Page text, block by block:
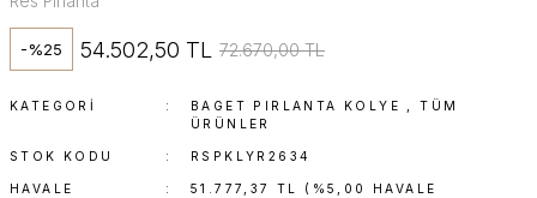
-%25 54.502,50 TL 72.670,00 TL
KATEGORI BAGET PIRLANTA KOLYE ,TÜM
ÜRÜNLER
STOK KODU RSPKLYR2634
HAVALE
51.777,37 TL (%5,00 HAVALE